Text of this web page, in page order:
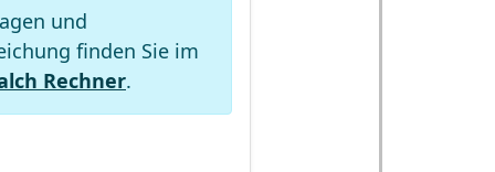
und
finden Sie im
Rechner.